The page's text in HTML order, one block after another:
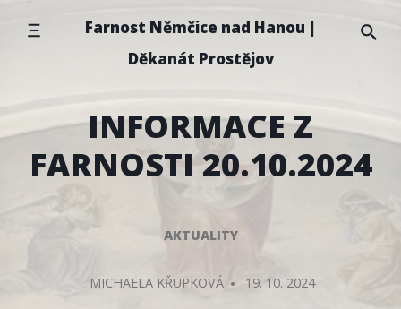
Farnost Němčice nad Hanou |
Děkanát Prostějov
INFORMACE Z
FARNOSTI 20.10.2024
AKTUALITY
MICHAELA KŘUPKOVÁ
19. 10. 2024